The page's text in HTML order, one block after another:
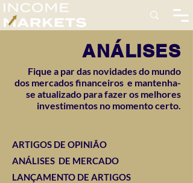
ANÁLISES
Fique a par das novidades do mundo
dos mercados financeiros e mantenha-
se atualizado para fazer os melhores
investimentos no momento certo.
ARTIGOS DE OPINIÃO
ANÁLISES DE MERCADO
LANÇAMENTO DE ARTIGOS